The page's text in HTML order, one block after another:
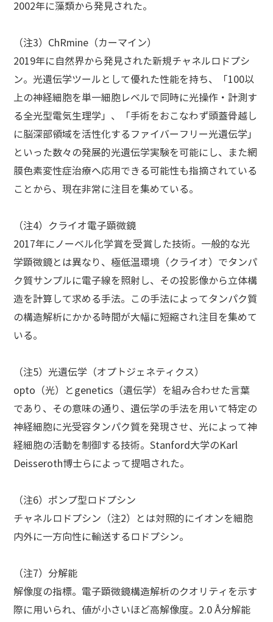
2002年に藻類から発見された。
（注3）ChRmine（カーマイン）
2019年に自然界から発見された新規チャネルロドプシ
ン。光遺伝学ツールとして優れた性能を持ち、「100以
上の神経細胞を単一細胞レベルで同時に光操作・計測す
る全光型電気生理学」、「手術をおこなわず頭蓋骨越し
に脳深部領域を活性化するファイバーフリー光遺伝学」
といった数々の発展的光遺伝学実験を可能にし、また網
膜色素変性症治療へ応用できる可能性も指摘されている
ことから、現在非常に注目を集めている。
（注4）クライオ電子顕微鏡
2017年にノーベル化学賞を受賞した技術。一般的な光
学顕微鏡とは異なり、極低温環境（クライオ）でタンパ
ク質サンプルに電子線を照射し、その投影像から立体構
造を計算して求める手法。この手法によってタンパク質
の構造解析にかかる時間が大幅に短縮され注目を集めて
いる。
（注5）光遺伝学（オプトジェネティクス）
opto（光）とgenetics（遺伝学）を組み合わせた言葉
であり、その意味の通り、遺伝学の手法を用いて特定の
神経細胞に光受容タンパク質を発現させ、光によって神
経細胞の活動を制御する技術。Stanford大学のKarl
Deisseroth博士らによって提唱された。
（注6）ポンプ型ロドプシン
チャネルロドプシン（注2）とは対照的にイオンを細胞
内外に一方向性に輸送するロドプシン。
（注7）分解能
解像度の指標。電子顕微鏡構造解析のクオリティを示す
際に用いられ、値が小さいほど高解像度。2.0 Å分解能